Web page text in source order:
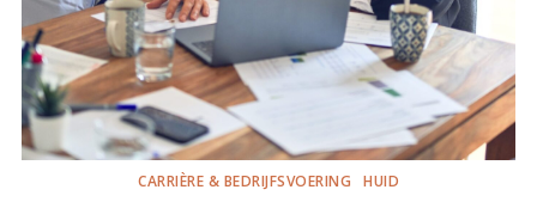
CARRIÈRE & BEDRIJFSVOERING HUID